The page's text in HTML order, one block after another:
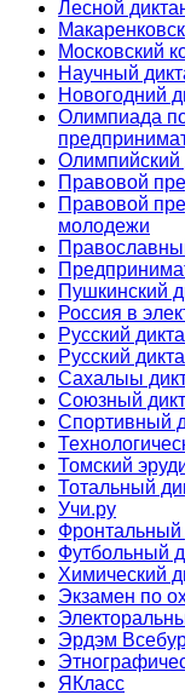
Лесной
Московский
Научный
Новогодний
Олимпиада
Олимпийский
Правовой
Правовой
молодежи
Пушкинский
Россия в
Русский
Русский
Сахалыы
Союзный
Спортивный
Томский
Тотальный
Учи.ру
Фронтальный
Футбольный
Химический
Экзамен по
Эрдэм
ЯКласс